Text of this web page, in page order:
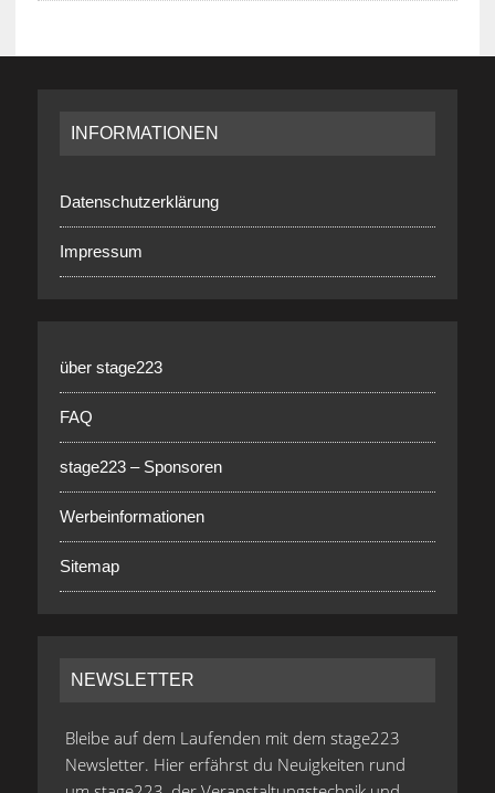
INFORMATIONEN
Datenschutzerklärung
Impressum
über stage223
FAQ
stage223 – Sponsoren
Werbeinformationen
Sitemap
NEWSLETTER
Bleibe auf dem Laufenden mit dem stage223
Newsletter. Hier erfährst du Neuigkeiten rund